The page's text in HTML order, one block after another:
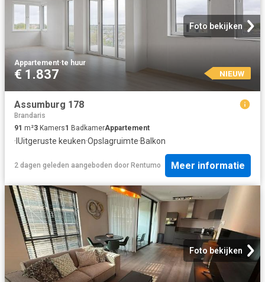
Foto bekijken
Appartement·te huur
€ 1.837 NIEUW
Assumburg 178
Brandaris
91 m²3 Kamers1 BadkamerAppartement
· IUitgeruste keuken·Opslagruimte·Balkon
2 dagen geleden aangeboden door Rentumo Meer informatie
Foto bekijken